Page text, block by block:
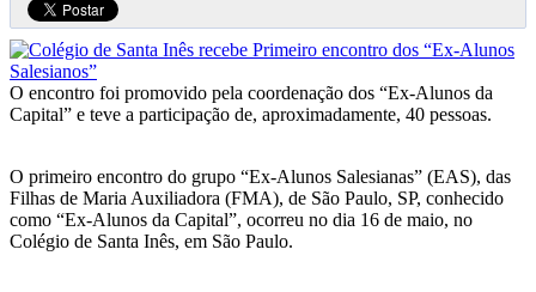
O encontro foi promovido pela coordenação dos “Ex-Alunos da
Capital” e teve a participação de, aproximadamente, 40 pessoas.
O primeiro encontro do grupo “Ex-Alunos Salesianas” (EAS), das
Filhas de Maria Auxiliadora (FMA), de São Paulo, SP, conhecido
como “Ex-Alunos da Capital”, ocorreu no dia 16 de maio, no
Colégio de Santa Inês, em São Paulo.